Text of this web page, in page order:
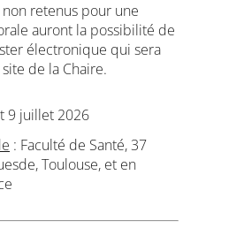
retenus pour une
auront la possibilité de
électronique qui sera
de la Chaire.
9 juillet 2026
: Faculté de Santé, 37
Toulouse, et en